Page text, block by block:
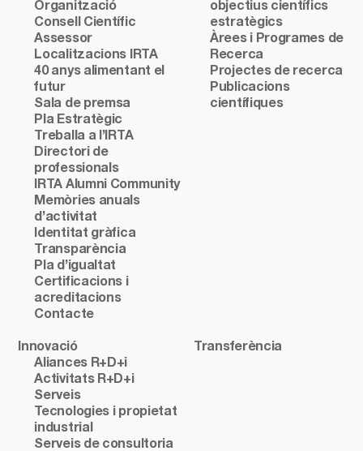
Organització
Consell Científic
Assessor
Localitzacions IRTA
40 anys alimentant el
futur
Sala de premsa
Pla Estratègic
Treballa a l’IRTA
Directori de
professionals
IRTA Alumni Community
Memòries anuals
d’activitat
Identitat gràfica
Transparència
Pla d’igualtat
Certificacions i
acreditacions
Contacte
objectius científics
estratègics
Àrees i Programes de
Recerca
Projectes de recerca
Publicacions
científiques
Innovació
Aliances R+D+i
Activitats R+D+i
Serveis
Tecnologies i propietat
industrial
Serveis de consultoria
Transferència